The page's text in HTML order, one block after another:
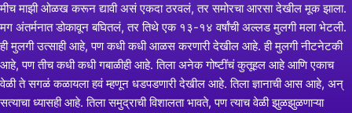
मीच माझी ओळख करून द्यावी असं एकदा ठरवलं, तर समोरचा आरसा देखील मूक झाला.
मग अंतर्मनात डोकावून बघितलं, तर तिथे एक १३-१४ वर्षांची अल्लड मुलगी मला भेटली.
ही मुलगी उत्साही आहे, पण कधी कधी आळस करणारी देखील आहे. ही मुलगी नीटनेटकी
आहे, पण तीच कधी कधी गबाळीही आहे. तिला अनेक गोष्टींचं कुतूहल आहे आणि एकाच
वेळी ते सगळं कळायला हवं म्हणून धडपडणारी देखील आहे. तिला ज्ञानाची आस आहे, अन्
सत्याचा ध्यासही आहे. तिला समुद्राची विशालता भावते, पण त्याच वेळी झुळझुळणाऱ्या